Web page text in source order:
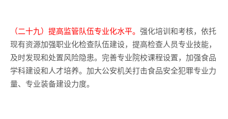
（二十九）提高监管队伍专业化水平。 强化培训和考核，依托
现有资源加强职业化检查队伍建设，提高检查人员专业技能，
及时发现和处置风险隐患。完善专业院校课程设置，加强食品
学科建设和人才培养。加大公安机关打击食品安全犯罪专业力
量、专业装备建设力度。